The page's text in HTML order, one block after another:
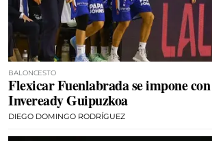
BALONCESTO
Flexicar Fuenlabrada se impone
Inveready Guipuzkoa
DIEGO DOMINGO RODRÍGUEZ